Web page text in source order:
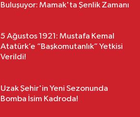
Buluşuyor: Mamak'ta Şenlik Zamanı
5 Ağustos 1921: Mustafa Kemal
Atatürk’e “Başkomutanlık” Yetkisi
Verildi!
Uzak Şehir'in Yeni Sezonunda
Bomba İsim Kadroda!